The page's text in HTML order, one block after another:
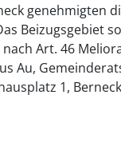
genehmigten
Beizugsgebiet
Art. 46
Au,
1,